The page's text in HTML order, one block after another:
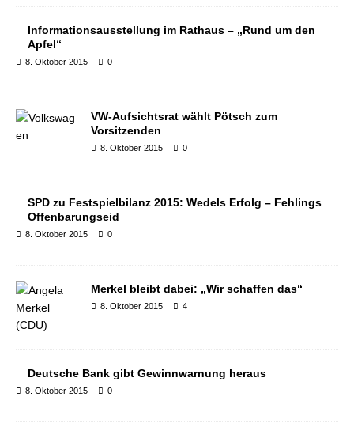
Informationsausstellung im Rathaus – „Rund um den
Apfel“
8. Oktober 2015 0
VW-Aufsichtsrat wählt Pötsch zum
Vorsitzenden
8. Oktober 2015 0
SPD zu Festspielbilanz 2015: Wedels Erfolg – Fehlings
Offenbarungseid
8. Oktober 2015 0
Merkel bleibt dabei: „Wir schaffen das“
8. Oktober 2015 4
Deutsche Bank gibt Gewinnwarnung heraus
8. Oktober 2015 0